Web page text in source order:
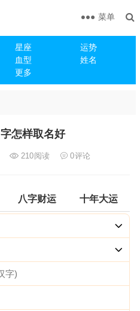
星座
运势
血型
姓名
更多
菜单
怎样取名好
210阅读 0评论
八字财运 十年大运